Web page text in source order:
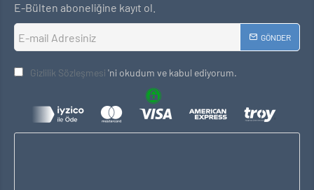
E-Bülten aboneliğine kayıt ol.
GÖNDER
Gizlilik Sözleşmesi 'ni okudum ve kabul ediyorum.